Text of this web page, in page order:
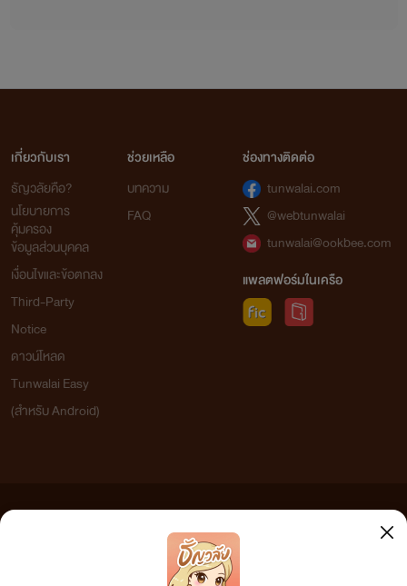
เกี่ยวกับเรา
ธัญวลัยคือ?
นโยบายการ
คุ้มครอง
ข้อมูลส่วนบุคคล
เงื่อนไขและข้อตกลง
Third-Party
Notice
ดาวน์โหลด
Tunwalai Easy
(สำหรับ Android)
ช่วยเหลือ
บทความ
FAQ
ช่องทางติดต่อ
tunwalai.com
@webtunwalai
tunwalai@ookbee.com
แพลตฟอร์มในเครือ
เว็บไซต์แห่งนี้ไม่ได้เห็นด้วยและไม่ขอรับผิดชอบต่อข้อความใดๆ ทั้งสิ้น ดังนั้นผู้อ่านทุกท่านโปรดใช้
วิจารณญาณในการกลั่นกรองด้วยตนเอง และหากท่านพบข้อความใดๆ ที่ขัดต่อกฎหมายและศีลธรรม
กรุณาแจ้งมาที่ tunwalai@ookbee.com เพื่อทีมงานจะได้ดำเนินการในทันที ทั้งนี้ ทางเว็บไซต์ขอสงวน